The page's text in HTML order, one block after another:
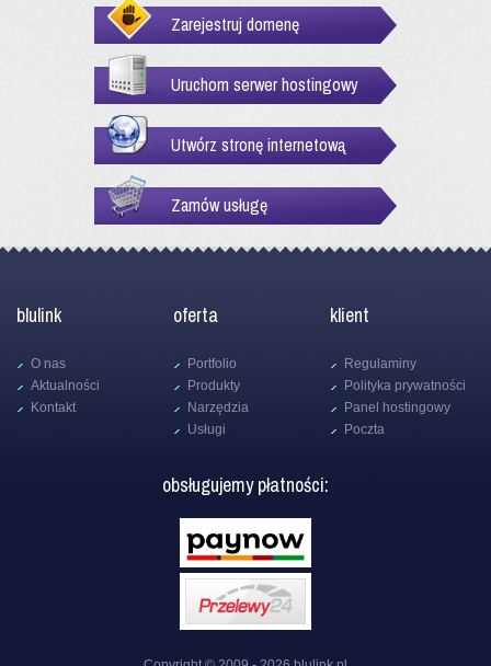
Zarejestruj domenę
Uruchom serwer hostingowy
Utwórz stronę internetową
Zamów usługę
blulink
O nas
Aktualności
Kontakt
oferta
Portfolio
Produkty
Narzędzia
Usługi
klient
Regulaminy
Polityka prywatności
Panel hostingowy
Poczta
obsługujemy płatności: